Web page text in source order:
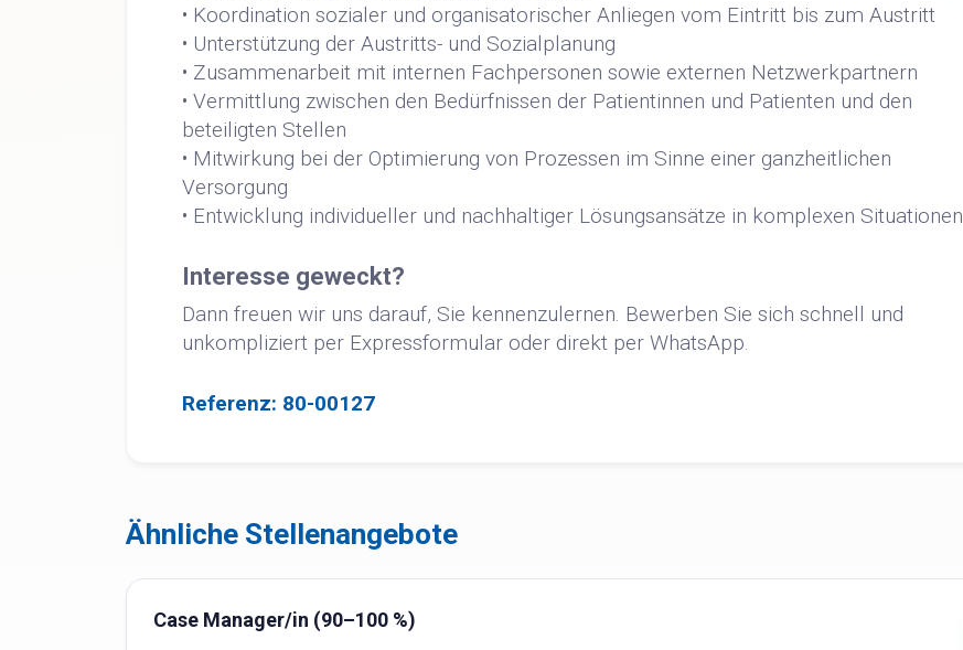
• Koordination sozialer und organisatorischer Anliegen vom Eintritt bis zum Austritt
• Unterstützung der Austritts- und Sozialplanung
• Zusammenarbeit mit internen Fachpersonen sowie externen Netzwerkpartnern
• Vermittlung zwischen den Bedürfnissen der Patientinnen und Patienten und den
beteiligten Stellen
• Mitwirkung bei der Optimierung von Prozessen im Sinne einer ganzheitlichen
Versorgung
• Entwicklung individueller und nachhaltiger Lösungsansätze in komplexen Situationen
Interesse geweckt?
Dann freuen wir uns darauf, Sie kennenzulernen. Bewerben Sie sich schnell und
unkompliziert per Expressformular oder direkt per WhatsApp.
Referenz: 80-00127
Ähnliche Stellenangebote
Case Manager/in (90–100 %)